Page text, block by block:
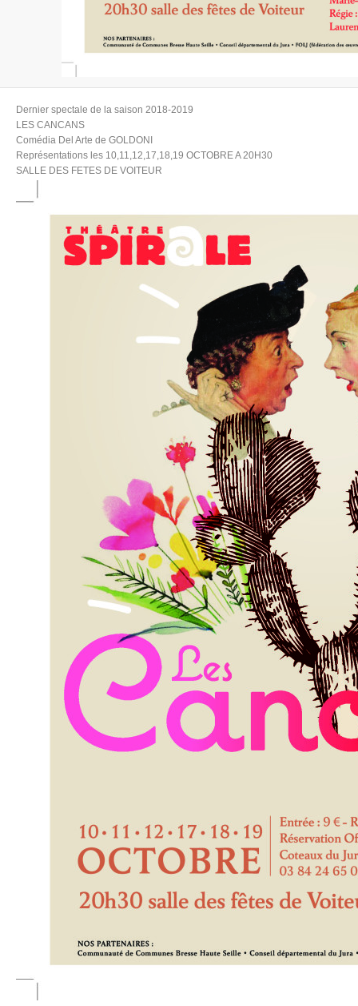
Dernier spectale de la saison 2018-2019
LES CANCANS
Comédia Del Arte de GOLDONI
Représentations les 10,11,12,17,18,19 OCTOBRE A 20H30
SALLE DES FETES DE VOITEUR